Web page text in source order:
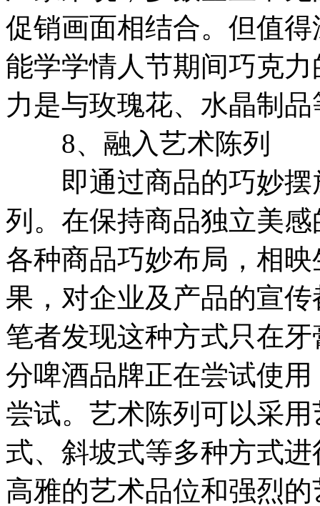
促销画面相结合。但值
能学学情人节期间巧克
力是与玫瑰花、水晶制
8、融入艺术陈列
即通过商品的巧妙摆
列。在保持商品独立美
各种商品巧妙布局，相
果，对企业及产品的宣
笔者发现这种方式只在
分啤酒品牌正在尝试使
尝试。艺术陈列可以采
式、斜坡式等多种方式
高雅的艺术品位和强烈